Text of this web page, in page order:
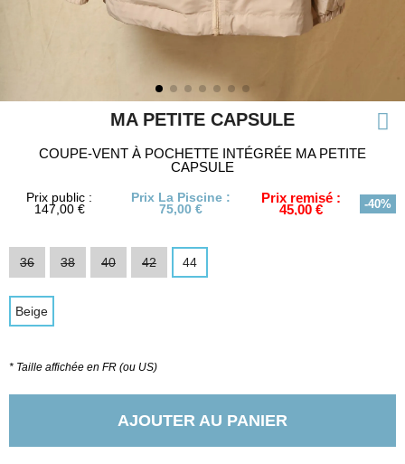
MA PETITE CAPSULE
COUPE-VENT À POCHETTE INTÉGRÉE MA PETITE
CAPSULE
Prix public :
147,00 €
Prix La Piscine :
75,00 €
Prix remisé :
45,00 € -40%
36 38 40 42 44
Beige
* Taille affichée en FR (ou US)
AJOUTER AU PANIER